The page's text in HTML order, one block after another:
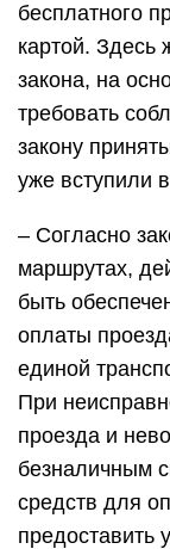
бесплатного
картой. Здесь
закона, на
требовать
закону
уже вступили
– Согласно
маршрутах,
быть
оплаты
единой
При
проезда и
безналичным
средств для
предоставить